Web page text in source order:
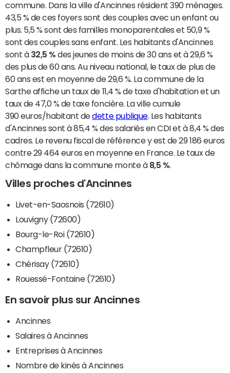
commune. Dans la ville d'Ancinnes résident 390 ménages.
43,5 % de ces foyers sont des couples avec un enfant ou
plus. 5,5 % sont des familles monoparentales et 50,9 %
sont des couples sans enfant. Les habitants d'Ancinnes
sont à 32,5 % des jeunes de moins de 30 ans et à 29,6 %
des plus de 60 ans. Au niveau national, le taux de plus de
60 ans est en moyenne de 29,6 %. La commune de la
Sarthe affiche un taux de 11,4 % de taxe d'habitation et un
taux de 47,0 % de taxe foncière. La ville cumule
390 euros/habitant dedette publique. Les habitants
d'Ancinnes sont à 85,4 % des salariés en CDI et à 8,4 % des
cadres. Le revenu fiscal de référence y est de 29 186 euros
contre 29 464 euros en moyenne en France. Le taux de
chômage dans la commune monte à 8,5 %
Villes proches d'Ancinnes
Livet-en-Saosnois (72610)
Louvigny (72600)
Bourg-le-Roi (72610)
Champfleur (72610)
Chérisay (72610)
Rouessé-Fontaine (72610)
En savoir plus sur Ancinnes
Ancinnes
Salaires à Ancinnes
Entreprises à Ancinnes
Nombre de kinés à Ancinnes